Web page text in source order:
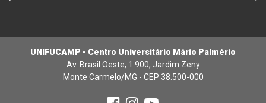
UNIFUCAMP - Centro Universitário Mário Palmério
Av. Brasil Oeste, 1.900, Jardim Zeny
Monte Carmelo/MG - CEP 38.500-000